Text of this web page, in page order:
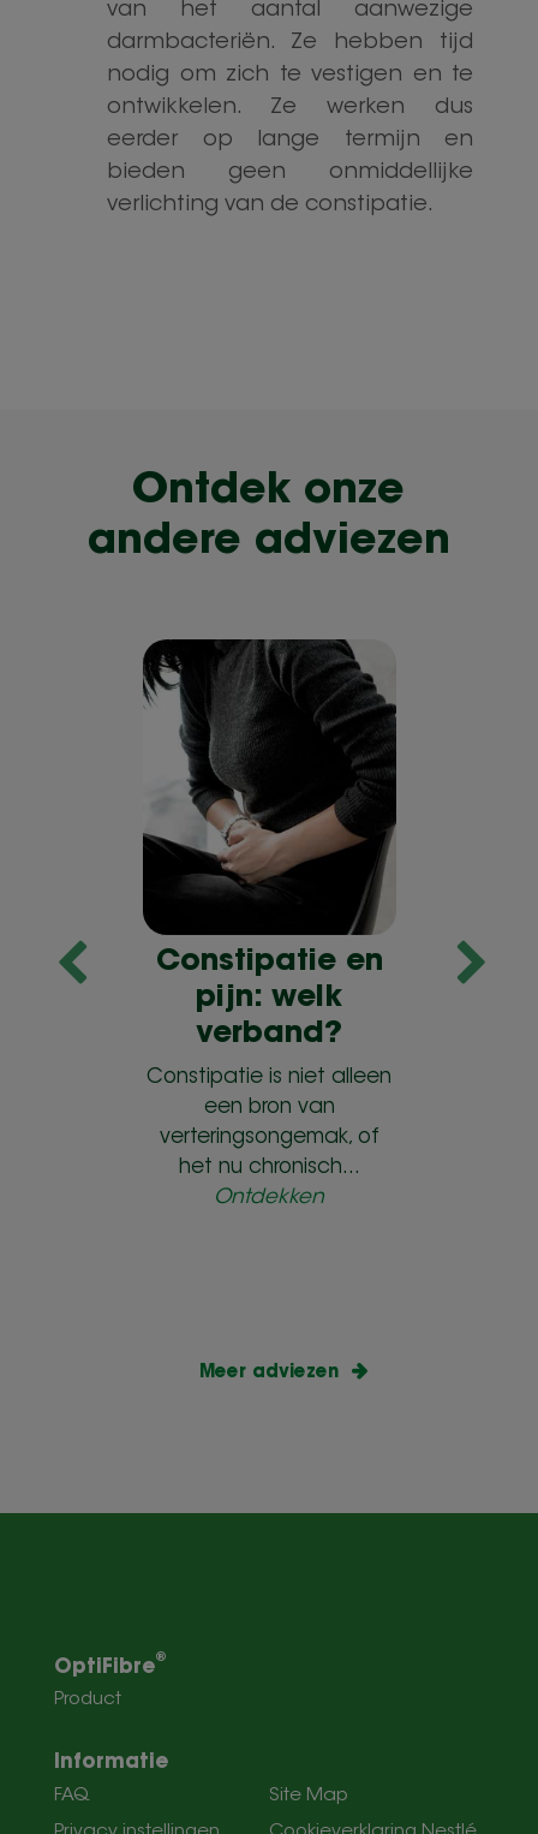
van het aantal aanwezige
darmbacteriën. Ze hebben tijd
nodig om zich te vestigen en te
ontwikkelen. Ze werken dus
eerder op lange termijn en
bieden geen onmiddellijke
verlichting van de constipatie.
Ontdek onze
andere adviezen
Constipatie en
pijn: welk
verband?
Constipatie is niet alleen
een bron van
verteringsongemak, of
het nu chronisch...
Ontdekken
Meer adviezen
OptiFibre®
Product
Informatie
FAQ
Site Map